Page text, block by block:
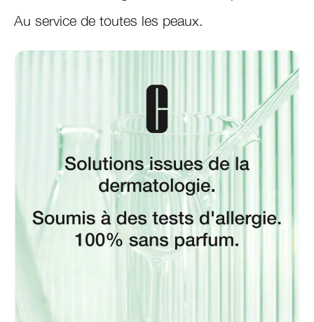
Au service de toutes les peaux.